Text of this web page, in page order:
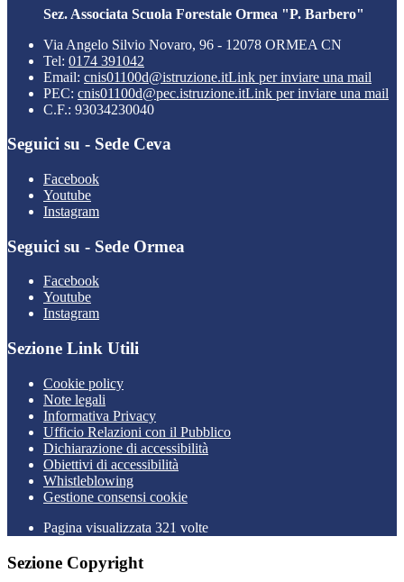
Sez. Associata Scuola Forestale Ormea "P. Barbero"
Via Angelo Silvio Novaro, 96 - 12078 ORMEA CN
Tel: 0174 391042
Email: cnis01100d@istruzione.itLink per inviare una mail
PEC: cnis01100d@pec.istruzione.itLink per inviare una mail
C.F.: 93034230040
Seguici su - Sede Ceva
Facebook
Youtube
Instagram
Seguici su - Sede Ormea
Facebook
Youtube
Instagram
Sezione Link Utili
Cookie policy
Note legali
Informativa Privacy
Ufficio Relazioni con il Pubblico
Dichiarazione di accessibilità
Obiettivi di accessibilità
Whistleblowing
Gestione consensi cookie
Pagina visualizzata 321 volte
Sezione Copyright